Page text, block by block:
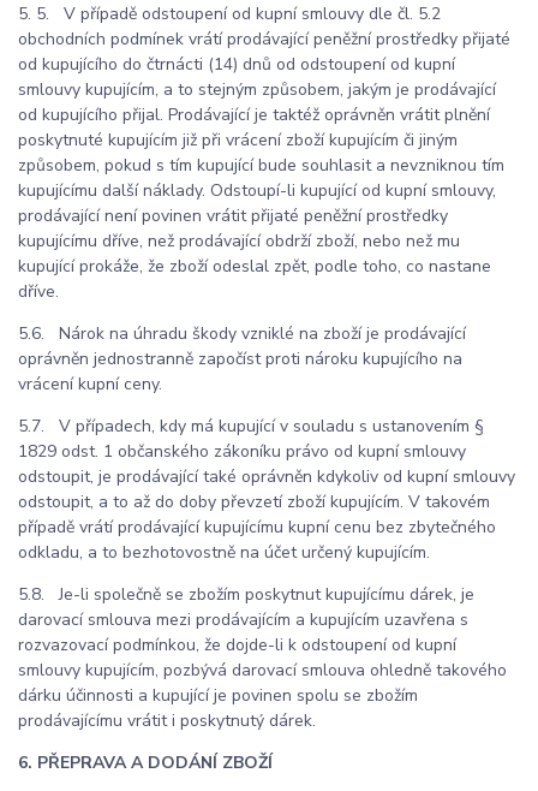
5. 5. V případě odstoupení od kupní smlouvy dle čl. 5.2
obchodních podmínek vrátí prodávající peněžní prostředky přijaté
od kupujícího do čtrnácti (14) dnů od odstoupení od kupní
smlouvy kupujícím, a to stejným způsobem, jakým je prodávající
od kupujícího přijal. Prodávající je taktéž oprávněn vrátit plnění
poskytnuté kupujícím již při vrácení zboží kupujícím či jiným
způsobem, pokud s tím kupující bude souhlasit a nevzniknou tím
kupujícímu další náklady. Odstoupí-li kupující od kupní smlouvy,
prodávající není povinen vrátit přijaté peněžní prostředky
kupujícímu dříve, než prodávající obdrží zboží, nebo než mu
kupující prokáže, že zboží odeslal zpět, podle toho, co nastane
dříve.
5.6. Nárok na úhradu škody vzniklé na zboží je prodávající
oprávněn jednostranně započíst proti nároku kupujícího na
vrácení kupní ceny.
5.7. V případech, kdy má kupující v souladu s ustanovením §
1829 odst. 1 občanského zákoníku právo od kupní smlouvy
odstoupit, je prodávající také oprávněn kdykoliv od kupní smlouvy
odstoupit, a to až do doby převzetí zboží kupujícím. V takovém
případě vrátí prodávající kupujícímu kupní cenu bez zbytečného
odkladu, a to bezhotovostně na účet určený kupujícím.
5.8. Je-li společně se zbožím poskytnut kupujícímu dárek, je
darovací smlouva mezi prodávajícím a kupujícím uzavřena s
rozvazovací podmínkou, že dojde-li k odstoupení od kupní
smlouvy kupujícím, pozbývá darovací smlouva ohledně takového
dárku účinnosti a kupující je povinen spolu se zbožím
prodávajícímu vrátit i poskytnutý dárek.
6. PŘEPRAVA A DODÁNÍ ZBOŽÍ